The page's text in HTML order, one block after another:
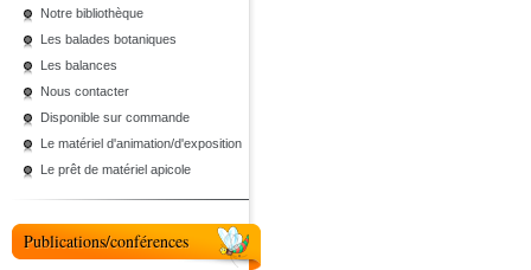
Notre bibliothèque
Les balades botaniques
Les balances
Nous contacter
Disponible sur commande
Le matériel d'animation/d'exposition
Le prêt de matériel apicole
Publications/conférences